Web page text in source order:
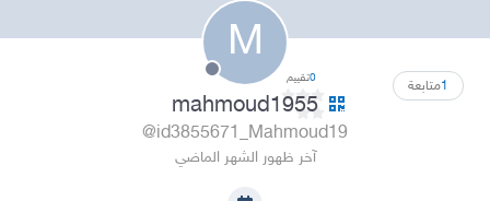
M
1متابعة 0تقييم
mahmoud1955
@id3855671_Mahmoud19
آخر ظهور الشهر الماضي